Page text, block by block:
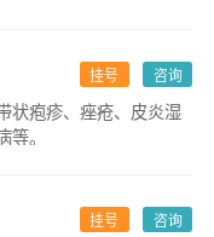
咨询
挂号
状疱疹、痤疮、皮炎湿
。
咨询
挂号